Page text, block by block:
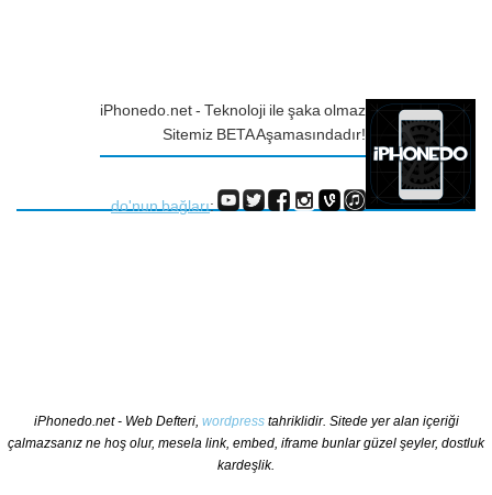
iPhonedo.net - Teknoloji ile şaka olmaz
Sitemiz BETA Aşamasındadır!
do'nun bağları:
iPhonedo.net - Web Defteri, wordpresstahriklidir. Sitede yer alan içeriği
çalmazsanız ne hoş olur, mesela link, embed, iframe bunlar güzel şeyler, dostluk
kardeşlik.